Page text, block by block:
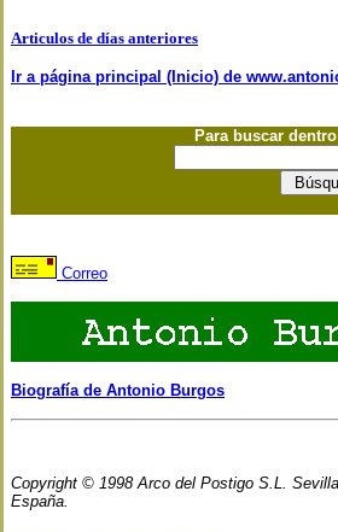
Articulos de días anteriores
Ir a página principal (Inicio) de
Para buscar
Correo
Biografía de Antonio Burgos
Copyright © 1998 Arco del Postigo S.L.
España.